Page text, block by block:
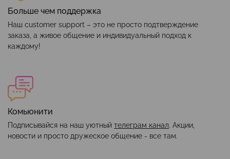
Больше чем поддержка
Наш customer support – это не просто подтверждение
заказа, а живое общение и индивидуальный подход к
каждому!
Комьюнити
Подписывайся на наш уютный телеграм канал. Акции,
новости и просто дружеское общение - все там.